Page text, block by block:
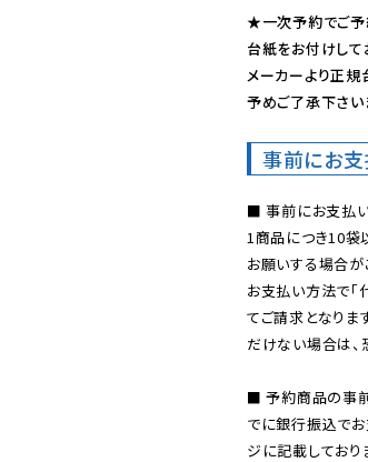
★一次予約でご予
台紙をお付けして
メーカーより正規
予めご了承下さい
事前にお
■ 事前にお支払
1商品につき10袋
お願いする場合が
お支払い方法で「
てご請求となりま
だけない場合は、
■ 予約商品の事
でに銀行振込で
ジに記載しており